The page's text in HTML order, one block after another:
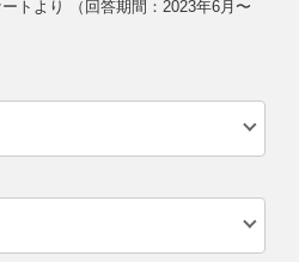
トより （回答期間：2023年6月〜